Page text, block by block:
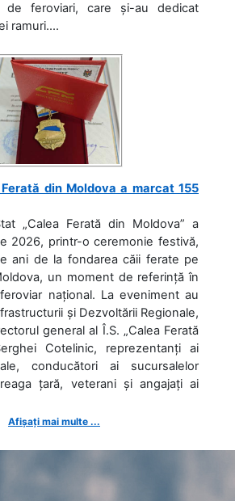
de feroviari, care și-au dedicat
ramuri....
din Moldova a marcat 155
„Calea Ferată din Moldova” a
2026, printr-o ceremonie festivă,
ani de la fondarea căii ferate pe
un moment de referință în
național. La eveniment au
și Dezvoltării Regionale,
general al Î.S. „Calea Ferată
Cotelinic, reprezentanți ai
conducători ai sucursalelor
țară, veterani și angajați ai
Afișați mai multe ...